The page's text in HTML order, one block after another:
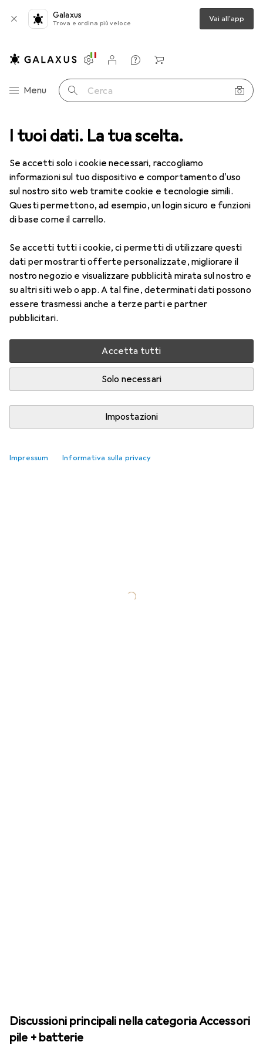
I tuoi dati. La tua scelta.
Se accetti solo i cookie necessari, raccogliamo
informazioni sul tuo dispositivo e comportamento d'uso
sul nostro sito web tramite cookie e tecnologie simili.
Questi permettono, ad esempio, un login sicuro e funzioni
di base come il carrello.
Se accetti tutti i cookie, ci permetti di utilizzare questi
dati per mostrarti offerte personalizzate, migliorare il
nostro negozio e visualizzare pubblicità mirata sul nostro e
su altri siti web o app. A tal fine, determinati dati possono
essere trasmessi anche a terze parti e partner
pubblicitari.
Accetta tutti
Solo necessari
Impostazioni
Impressum Informativa sulla privacy
Galaxus
Trova e ordina più veloce Vai all'app
Categoria Navigazione
Menu Cerca
Impostazioni
Conto cliente
Liste di confronto
Liste dei desideri
Carrello
Batterie + Accumulatori Accessori pile + batterie
Accessori pile + batterie
Prodotti Forum
Discussioni principali nella categoria Accessori
pile + batterie